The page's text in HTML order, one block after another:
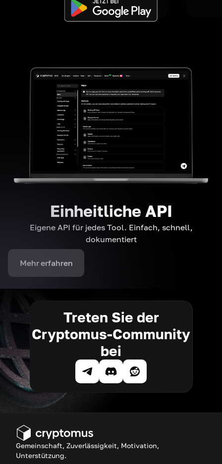
Einheitliche API
Eigene API für jedes Tool. Einfach, schnell,
dokumentiert
Mehr erfahren
Treten Sie der
Cryptomus-Community
bei
Gemeinschaft, Zuverlässigkeit, Motivation,
Unterstützung.